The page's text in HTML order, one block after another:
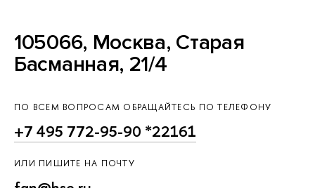
105066, Москва, Старая
Басманная, 21/4
ПО ВСЕМ ВОПРОСАМ ОБРАЩАЙТЕСЬ ПО ТЕЛЕФОНУ
+7 495 772-95-90 *22161
ИЛИ ПИШИТЕ НА ПОЧТУ